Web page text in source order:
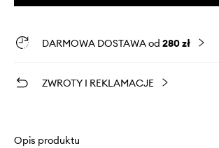
DARMOWA DOSTAWA od 280 zł
ZWROTY I REKLAMACJE
Opis produktu